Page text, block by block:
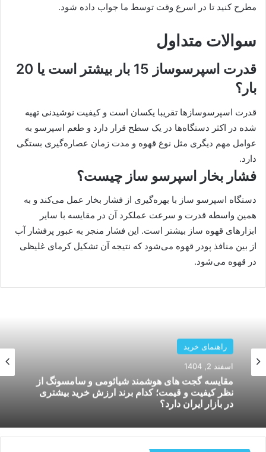
مطرح کنید تا در اسرع وقت توسط ما جواب داده شود.
سوالات متداول
قدرت اسپرسوساز 15 بار بیشتر است یا 20
بار؟
قدرت اسپرسوسازها تقریبا یکسان است و کیفیت نوشیدنی تهیه
شده در اکثر دستگاه‌ها در یک سطح قرار دارد و طعم اسپرسو به
عوامل مهم دیگری مثل نوع قهوه و مدت زمان عصاره‌گیری بستگی
دارد.
فشار بخار اسپرسو ساز چیست؟
دستگاه اسپرسو ساز با بهره‌گیری از فشار بخار عمل می‌کند و به
همین واسطه قدرت و سرعت عملکرد آن در مقایسه با سایر
ابزارهای قهوه ساز بیشتر است. این فشار منجر به عبور پرفشار آب
از بین منافذ پودر قهوه می‌شود که نتیجه آن تشکیل کرمای غلیظی
در قهوه می‌شود.
راهنمای خرید
بهمن 26, 1404
بررسی دستگاه های هوشمند کنترل لوازم خانگی؛
کدام سیستم برای خانه های ایرانی بهتر کار میکند و
چگونه استفاده میشود؟